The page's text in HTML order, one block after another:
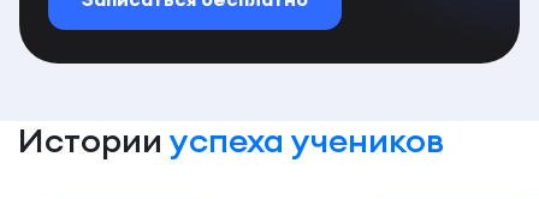
Истории успеха учеников